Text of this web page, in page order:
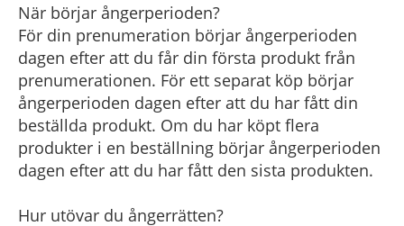
När börjar ångerperioden?
För din prenumeration börjar ångerperioden
dagen efter att du får din första produkt från
prenumerationen. För ett separat köp börjar
ångerperioden dagen efter att du har fått din
beställda produkt. Om du har köpt flera
produkter i en beställning börjar ångerperioden
dagen efter att du har fått den sista produkten.
Hur utövar du ångerrätten?